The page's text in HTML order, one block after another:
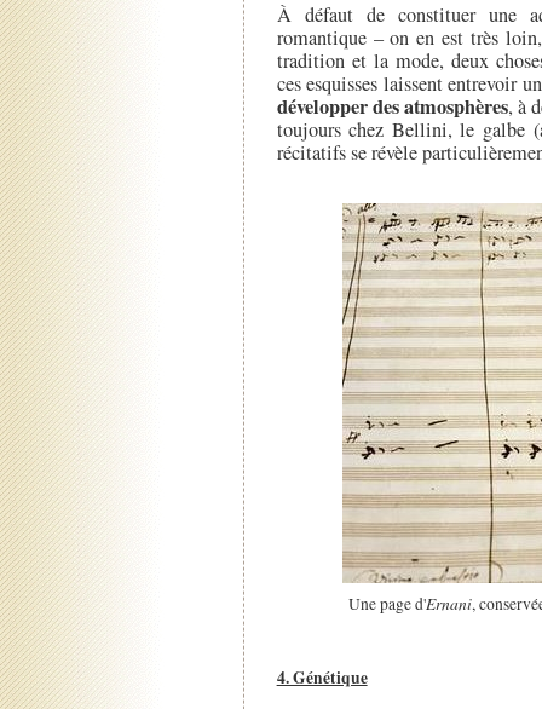
À défaut de constituer une
romantique – on en est très
tradition et la mode, deux
ces esquisses laissent entrevoir
développer des atmosphères, à
toujours chez Bellini, le galbe
récitatifs se révèle
Une page d'Ernani,
4. Génétique